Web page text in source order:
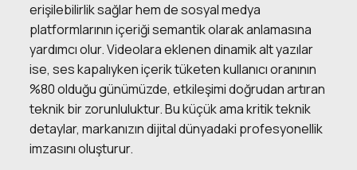
erişilebilirlik sağlar hem de sosyal medya
platformlarının içeriği semantik olarak anlamasına
yardımcı olur. Videolara eklenen dinamik alt yazılar
ise, ses kapalıyken içerik tüketen kullanıcı oranının
%80 olduğu günümüzde, etkileşimi doğrudan artıran
teknik bir zorunluluktur. Bu küçük ama kritik teknik
detaylar, markanızın dijital dünyadaki profesyonellik
imzasını oluşturur.